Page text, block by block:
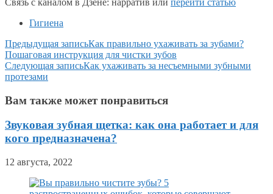
Гигиена
Предыдущая записьКак правильно ухаживать за зубами?
Пошаговая инструкция для чистки зубов
Следующая записьКак ухаживать за несъемными зубными
протезами
Вам также может понравиться
Звуковая зубная щетка: как она работает и для
кого предназначена?
12 августа, 2022